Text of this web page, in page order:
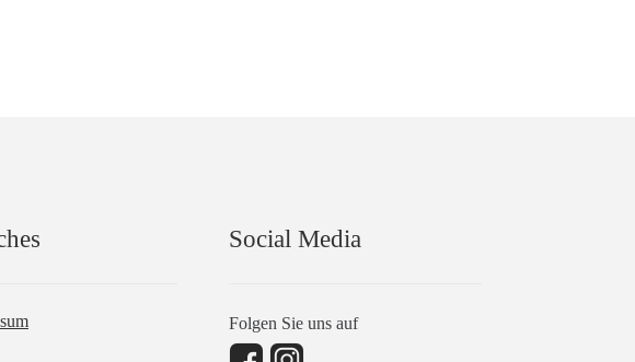
Social Media
Folgen Sie uns auf